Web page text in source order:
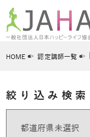
HOME 認定講師一覧
絞り込み検索